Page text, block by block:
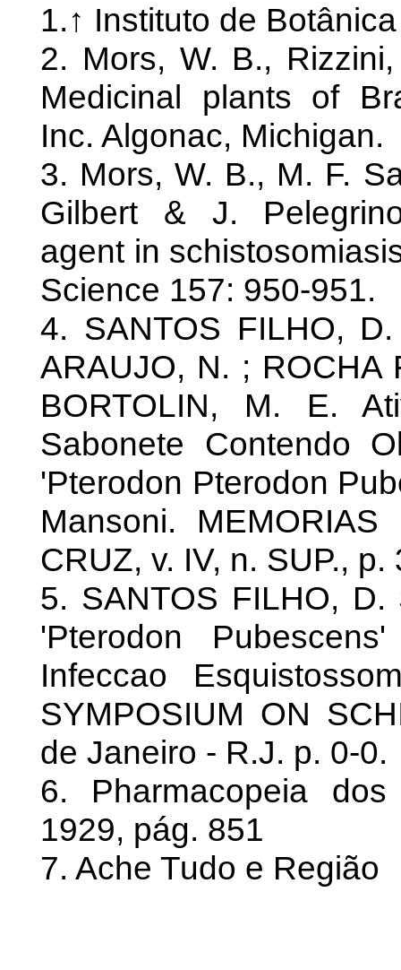
1.↑ Instituto de
2. Mors, W. B.,
Medicinal plants of
Inc. Algonac, Michigan.
3. Mors, W. B., M. F.
Gilbert & J.
agent in
Science 157: 950-951.
4. SANTOS FILHO,
ARAUJO, N. ; ROCHA
BORTOLIN, M. E.
Sabonete Contendo
'Pterodon Pterodon
Mansoni.
CRUZ, v. IV, n. SUP.,
5. SANTOS FILHO,
'Pterodon
Infeccao
SYMPOSIUM ON
de Janeiro - R.J. p. 0-0.
6. Pharmacopeia
1929, pág. 851
7. Ache Tudo e Região